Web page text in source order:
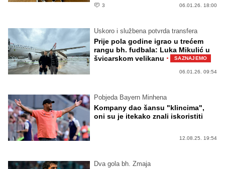
3
06.01.26. 18:00
Uskoro i službena potvrda transfera
Prije pola godine igrao u trećem
rangu bh. fudbala: Luka Mikulić u
švicarskom velikanu · SAZNAJEMO
06.01.26. 09:54
Pobjeda Bayern Minhena
Kompany dao šansu "klincima",
oni su je itekako znali iskoristiti
12.08.25. 19:54
Dva gola bh. Zmaja